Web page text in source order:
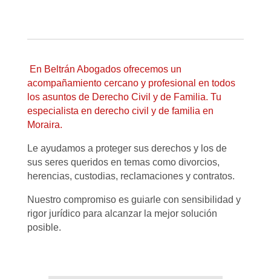
En Beltrán Abogados ofrecemos un
acompañamiento cercano y profesional en todos
los asuntos de Derecho Civil y de Familia. Tu
especialista en derecho civil y de familia en
Moraira.
Le ayudamos a proteger sus derechos y los de
sus seres queridos en temas como divorcios,
herencias, custodias, reclamaciones y contratos.
Nuestro compromiso es guiarle con sensibilidad y
rigor jurídico para alcanzar la mejor solución
posible.